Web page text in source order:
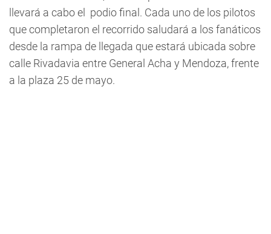
llevará a cabo el podio final. Cada uno de los pilotos
que completaron el recorrido saludará a los fanáticos
desde la rampa de llegada que estará ubicada sobre
calle Rivadavia entre General Acha y Mendoza, frente
a la plaza 25 de mayo.